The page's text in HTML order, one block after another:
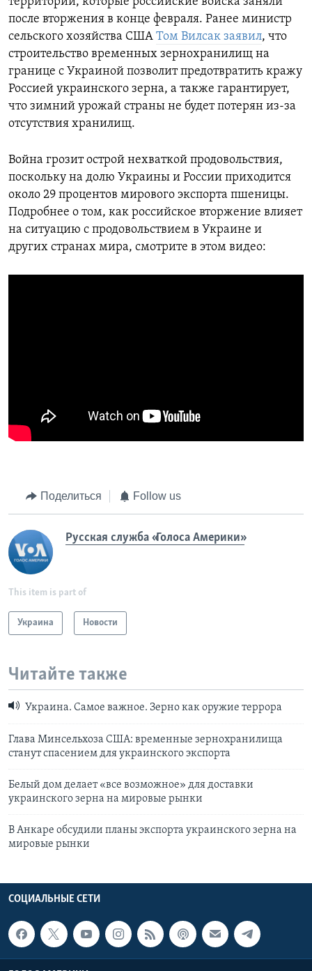
после вторжения в конце февраля. Ранее министр
сельского хозяйства США Том Вилсак заявил, что
строительство временных зернохранилищ на
границе с Украиной позволит предотвратить кражу
Россией украинского зерна, а также гарантирует,
что зимний урожай страны не будет потерян из-за
отсутствия хранилищ.
Война грозит острой нехваткой продовольствия,
поскольку на долю Украины и России приходится
около 29 процентов мирового экспорта пшеницы.
Подробнее о том, как российское вторжение влияет
на ситуацию с продовольствием в Украине и
других странах мира, смотрите в этом видео:
Поделиться Follow us
Русская служба «Голоса Америки»
This item is part of
Украина Новости
Читайте также
Украина. Самое важное. Зерно как оружие террора
Глава Минсельхоза США: временные зернохранилища
станут спасением для украинского экспорта
Белый дом делает «все возможное» для доставки
украинского зерна на мировые рынки
В Анкаре обсудили планы экспорта украинского зерна на
мировые рынки
СОЦИАЛЬНЫЕ СЕТИ